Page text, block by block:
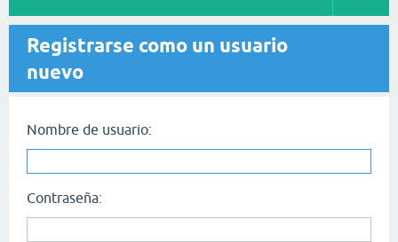
Registrarse como un usuario
nuevo
Nombre de usuario:
Contraseña: